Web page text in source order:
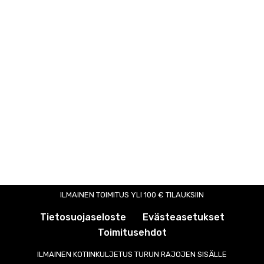
ILMAINEN TOIMITUS YLI 100 € TILAUKSIIN
Tietosuojaseloste
Evästeasetukset
Toimitusehdot
ILMAINEN KOTIINKULJETUS TURUN RAJOJEN SISÄLLE